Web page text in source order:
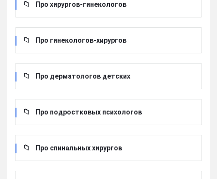
Про хирургов-гинекологов
Про гинекологов-хирургов
Про дерматологов детских
Про подростковых психологов
Про спинальных хирургов